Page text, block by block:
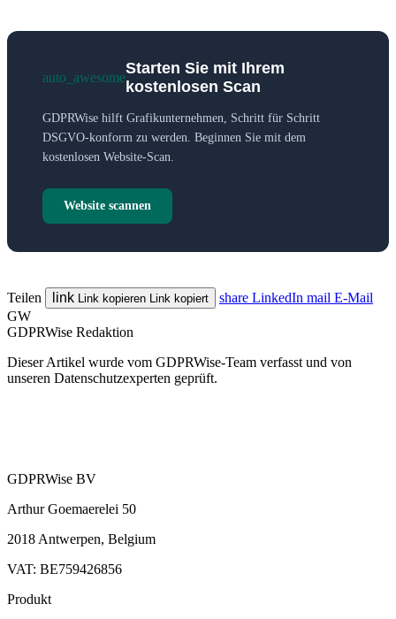
auto_awesome
Starten Sie mit Ihrem
kostenlosen Scan
GDPRWise hilft Grafikunternehmen, Schritt für Schritt
DSGVO-konform zu werden. Beginnen Sie mit dem
kostenlosen Website-Scan.
Website scannen
Teilen link Link kopieren Link kopiert share LinkedIn mail E-Mail
GW
GDPRWise Redaktion
Dieser Artikel wurde vom GDPRWise-Team verfasst und von
unseren Datenschutzexperten geprüft.
GDPRWise BV
Arthur Goemaerelei 50
2018 Antwerpen, Belgium
VAT: BE759426856
Produkt